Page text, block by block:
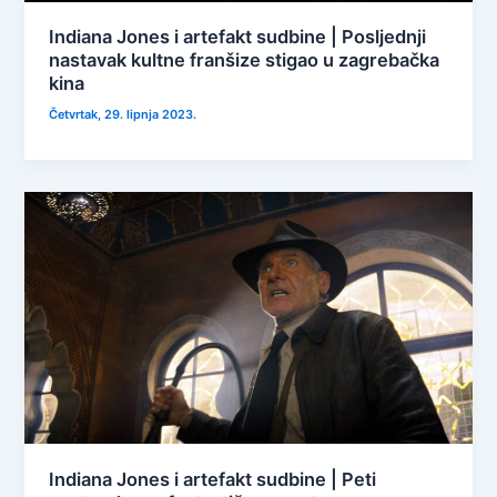
Indiana Jones i artefakt sudbine | Posljednji
nastavak kultne franšize stigao u zagrebačka
kina
Četvrtak, 29. lipnja 2023.
Indiana Jones i artefakt sudbine | Peti